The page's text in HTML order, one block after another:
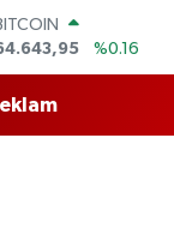
%0.06